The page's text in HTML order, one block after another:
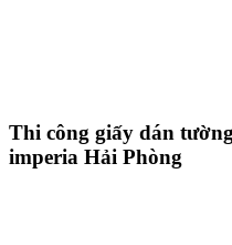
Thi công giấy dán
imperia Hải Phòng